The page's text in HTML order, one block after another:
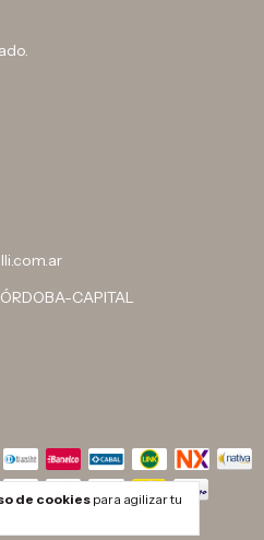
de cookies para agilizar tu
CAPITAL